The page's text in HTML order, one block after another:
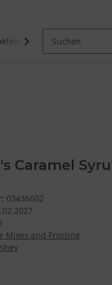
Non-Food
Caramel
03436602
Mixes and Frosting